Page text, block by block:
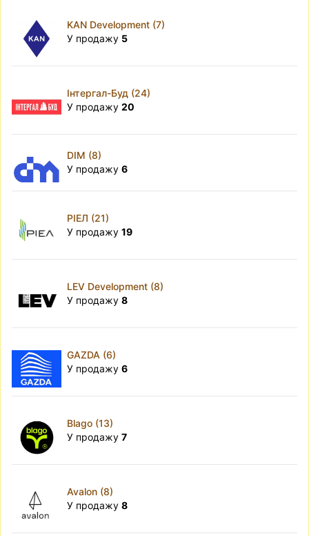
KAN Development (7)
У продажу 5
Інтергал-Буд (24)
У продажу 20
DIM (8)
У продажу 6
РІЕЛ (21)
У продажу 19
LEV Development (8)
У продажу 8
GAZDA (6)
У продажу 6
Blago (13)
У продажу 7
Avalon (8)
У продажу 8